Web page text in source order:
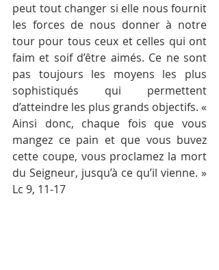
peut tout changer si elle nous fournit
les forces de nous donner à notre
tour pour tous ceux et celles qui ont
faim et soif d’être aimés. Ce ne sont
pas toujours les moyens les plus
sophistiqués qui permettent
d’atteindre les plus grands objectifs. «
Ainsi donc, chaque fois que vous
mangez ce pain et que vous buvez
cette coupe, vous proclamez la mort
du Seigneur, jusqu’à ce qu’il vienne. »
Lc 9, 11-17